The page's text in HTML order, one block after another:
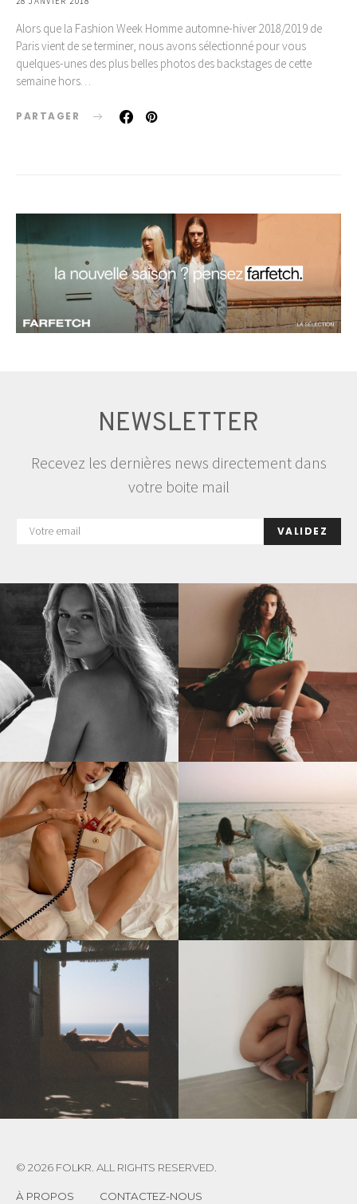
Alors que la Fashion Week Homme automne-hiver 2018/2019 de
Paris vient de se terminer, nous avons sélectionné pour vous
quelques-unes des plus belles photos des backstages de cette
semaine hors…
PARTAGER
NEWSLETTER
Recevez les dernières news directement dans
votre boite mail
VALIDEZ
© 2026 FOLKR. ALL RIGHTS RESERVED.
À PROPOS CONTACTEZ-NOUS